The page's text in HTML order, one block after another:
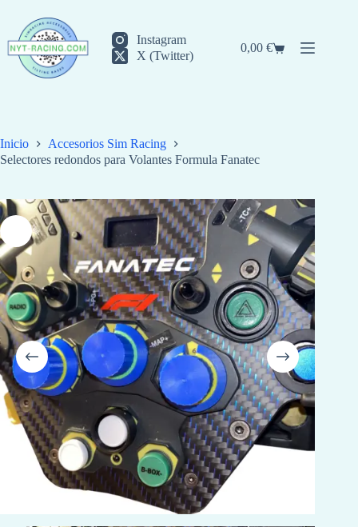
contenido
Instagram
X (Twitter)
Carro
0,00€
Inicio
Accesorios Sim Racing
Selectores redondos para Volantes Formula Fanatec